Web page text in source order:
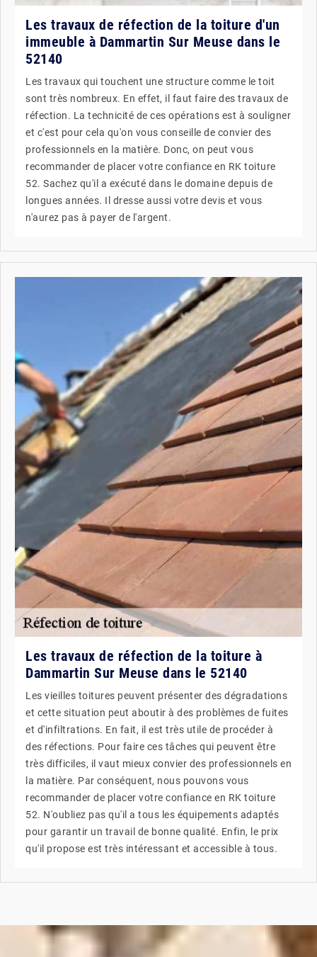
Les travaux de réfection de la toiture d'un
immeuble à Dammartin Sur Meuse dans le
52140
Les travaux qui touchent une structure comme le toit
sont très nombreux. En effet, il faut faire des travaux de
réfection. La technicité de ces opérations est à souligner
et c'est pour cela qu'on vous conseille de convier des
professionnels en la matière. Donc, on peut vous
recommander de placer votre confiance en RK toiture
52. Sachez qu'il a exécuté dans le domaine depuis de
longues années. Il dresse aussi votre devis et vous
n'aurez pas à payer de l'argent.
Les travaux de réfection de la toiture à
Dammartin Sur Meuse dans le 52140
Les vieilles toitures peuvent présenter des dégradations
et cette situation peut aboutir à des problèmes de fuites
et d'infiltrations. En fait, il est très utile de procéder à
des réfections. Pour faire ces tâches qui peuvent être
très difficiles, il vaut mieux convier des professionnels en
la matière. Par conséquent, nous pouvons vous
recommander de placer votre confiance en RK toiture
52. N'oubliez pas qu'il a tous les équipements adaptés
pour garantir un travail de bonne qualité. Enfin, le prix
qu'il propose est très intéressant et accessible à tous.